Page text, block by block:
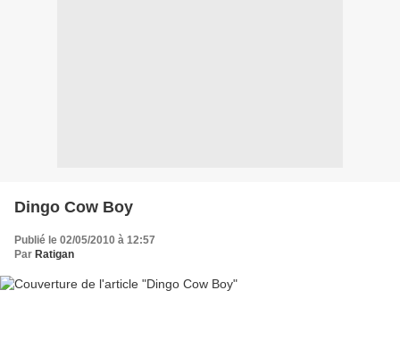
Dingo Cow Boy
Publié le 02/05/2010 à 12:57
Par Ratigan